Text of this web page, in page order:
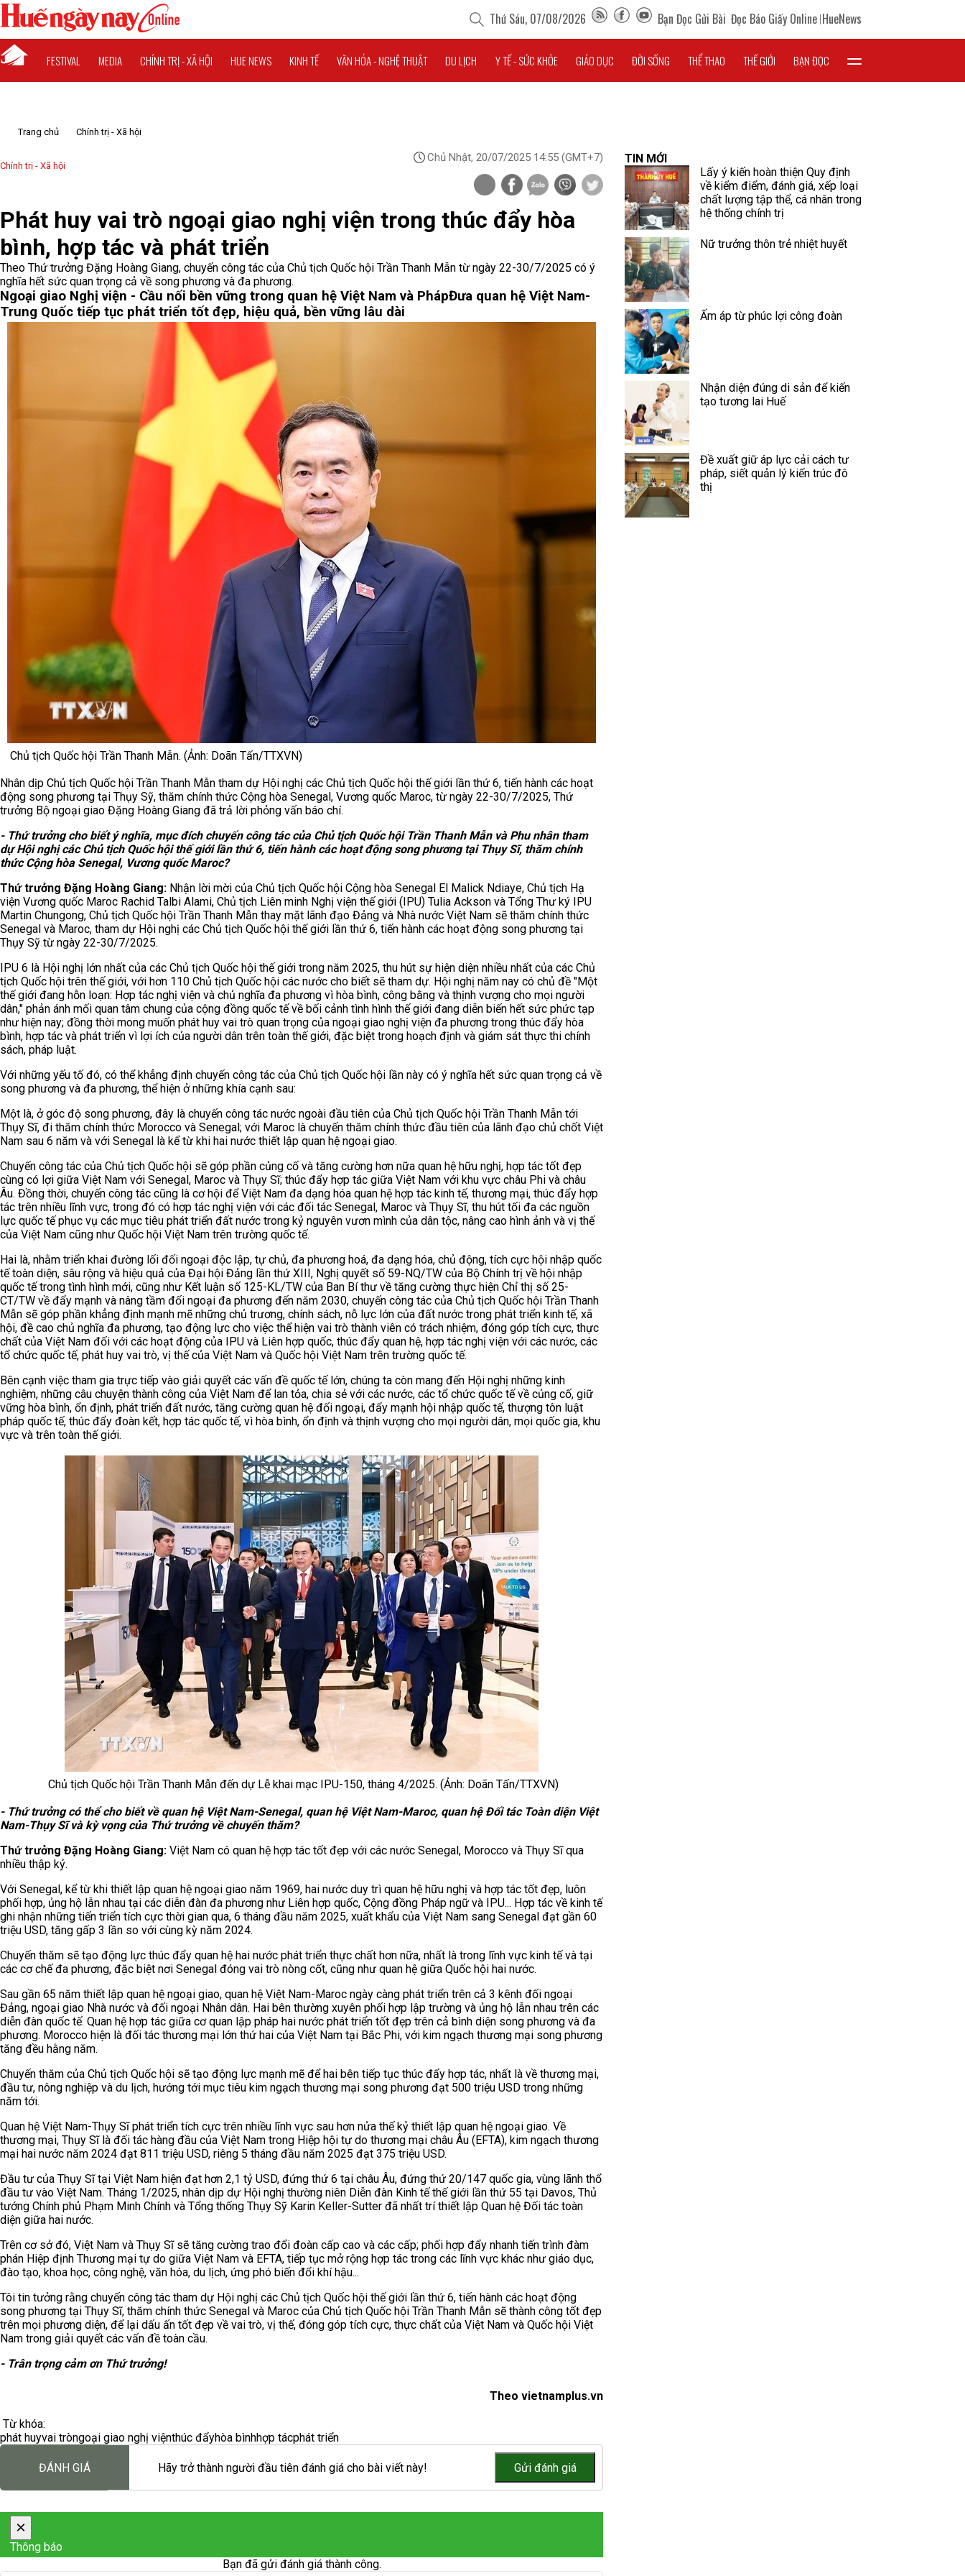
Thứ Sáu, 07/08/2026 Bạn Đọc Gửi Bài Đọc Báo Giấy Online HueNews
FESTIVAL MEDIA CHÍNH TRỊ - XÃ HỘI HUE NEWS KINH TẾ VĂN HÓA - NGHỆ THUẬT DU LỊCH Y TẾ - SỨC KHỎE GIÁO DỤC ĐỜI SỐNG THỂ THAO THẾ GIỚI BẠN ĐỌC
Trang chủ Chính trị - Xã hội
Chính trị - Xã hội
Chủ Nhật, 20/07/2025 14:55 (GMT+7)
Phát huy vai trò ngoại giao nghị viện trong thúc đẩy hòa
bình, hợp tác và phát triển
Theo Thứ trưởng Đặng Hoàng Giang, chuyến công tác của Chủ tịch Quốc hội Trần Thanh Mẫn từ ngày 22-30/7/2025 có ý
nghĩa hết sức quan trọng cả về song phương và đa phương.
Ngoại giao Nghị viện - Cầu nối bền vững trong quan hệ Việt Nam và PhápĐưa quan hệ Việt Nam-
Trung Quốc tiếp tục phát triển tốt đẹp, hiệu quả, bền vững lâu dài
Chủ tịch Quốc hội Trần Thanh Mẫn. (Ảnh: Doãn Tấn/TTXVN)
Nhân dịp Chủ tịch Quốc hội Trần Thanh Mẫn tham dự Hội nghị các Chủ tịch Quốc hội thế giới lần thứ 6, tiến hành các hoạt
động song phương tại Thụy Sỹ, thăm chính thức Cộng hòa Senegal, Vương quốc Maroc, từ ngày 22-30/7/2025, Thứ
trưởng Bộ ngoại giao Đặng Hoàng Giang đã trả lời phỏng vấn báo chí.
- Thứ trưởng cho biết ý nghĩa, mục đích chuyến công tác của Chủ tịch Quốc hội Trần Thanh Mẫn và Phu nhân tham
dự Hội nghị các Chủ tịch Quốc hội thế giới lần thứ 6, tiến hành các hoạt động song phương tại Thụy Sĩ, thăm chính
thức Cộng hòa Senegal, Vương quốc Maroc?
Thứ trưởng Đặng Hoàng Giang: Nhận lời mời của Chủ tịch Quốc hội Cộng hòa Senegal El Malick Ndiaye, Chủ tịch Hạ
viện Vương quốc Maroc Rachid Talbi Alami, Chủ tịch Liên minh Nghị viện thế giới (IPU) Tulia Ackson và Tổng Thư ký IPU
Martin Chungong, Chủ tịch Quốc hội Trần Thanh Mẫn thay mặt lãnh đạo Đảng và Nhà nước Việt Nam sẽ thăm chính thức
Senegal và Maroc, tham dự Hội nghị các Chủ tịch Quốc hội thế giới lần thứ 6, tiến hành các hoạt động song phương tại
Thụy Sỹ từ ngày 22-30/7/2025.
IPU 6 là Hội nghị lớn nhất của các Chủ tịch Quốc hội thế giới trong năm 2025, thu hút sự hiện diện nhiều nhất của các Chủ
tịch Quốc hội trên thế giới, với hơn 110 Chủ tịch Quốc hội các nước cho biết sẽ tham dự. Hội nghị năm nay có chủ đề "Một
thế giới đang hỗn loạn: Hợp tác nghị viện và chủ nghĩa đa phương vì hòa bình, công bằng và thịnh vượng cho mọi người
dân," phản ánh mối quan tâm chung của cộng đồng quốc tế về bối cảnh tình hình thế giới đang diễn biến hết sức phức tạp
như hiện nay; đồng thời mong muốn phát huy vai trò quan trọng của ngoại giao nghị viện đa phương trong thúc đẩy hòa
bình, hợp tác và phát triển vì lợi ích của người dân trên toàn thế giới, đặc biệt trong hoạch định và giám sát thực thi chính
sách, pháp luật.
Với những yếu tố đó, có thể khẳng định chuyến công tác của Chủ tịch Quốc hội lần này có ý nghĩa hết sức quan trọng cả về
song phương và đa phương, thể hiện ở những khía cạnh sau:
Một là, ở góc độ song phương, đây là chuyến công tác nước ngoài đầu tiên của Chủ tịch Quốc hội Trần Thanh Mẫn tới
Thụy Sĩ, đi thăm chính thức Morocco và Senegal; với Maroc là chuyến thăm chính thức đầu tiên của lãnh đạo chủ chốt Việt
Nam sau 6 năm và với Senegal là kể từ khi hai nước thiết lập quan hệ ngoại giao.
Chuyến công tác của Chủ tịch Quốc hội sẽ góp phần củng cố và tăng cường hơn nữa quan hệ hữu nghị, hợp tác tốt đẹp
cùng có lợi giữa Việt Nam với Senegal, Maroc và Thụy Sĩ; thúc đẩy hợp tác giữa Việt Nam với khu vực châu Phi và châu
Âu. Đồng thời, chuyến công tác cũng là cơ hội để Việt Nam đa dạng hóa quan hệ hợp tác kinh tế, thương mại, thúc đẩy hợp
tác trên nhiều lĩnh vực, trong đó có hợp tác nghị viện với các đối tác Senegal, Maroc và Thụy Sĩ, thu hút tối đa các nguồn
lực quốc tế phục vụ các mục tiêu phát triển đất nước trong kỷ nguyên vươn mình của dân tộc, nâng cao hình ảnh và vị thế
của Việt Nam cũng như Quốc hội Việt Nam trên trường quốc tế.
Hai là, nhằm triển khai đường lối đối ngoại độc lập, tự chủ, đa phương hoá, đa dạng hóa, chủ động, tích cực hội nhập quốc
tế toàn diện, sâu rộng và hiệu quả của Đại hội Đảng lần thứ XIII, Nghị quyết số 59-NQ/TW của Bộ Chính trị về hội nhập
quốc tế trong tình hình mới, cũng như Kết luận số 125-KL/TW của Ban Bí thư về tăng cường thực hiện Chỉ thị số 25-
CT/TW về đẩy mạnh và nâng tầm đối ngoại đa phương đến năm 2030, chuyến công tác của Chủ tịch Quốc hội Trần Thanh
Mẫn sẽ góp phần khẳng định mạnh mẽ những chủ trương, chính sách, nỗ lực lớn của đất nước trong phát triển kinh tế, xã
hội, đề cao chủ nghĩa đa phương, tạo động lực cho việc thể hiện vai trò thành viên có trách nhiệm, đóng góp tích cực, thực
chất của Việt Nam đối với các hoạt động của IPU và Liên hợp quốc, thúc đẩy quan hệ, hợp tác nghị viện với các nước, các
tổ chức quốc tế, phát huy vai trò, vị thế của Việt Nam và Quốc hội Việt Nam trên trường quốc tế.
Bên cạnh việc tham gia trực tiếp vào giải quyết các vấn đề quốc tế lớn, chúng ta còn mang đến Hội nghị những kinh
nghiệm, những câu chuyện thành công của Việt Nam để lan tỏa, chia sẻ với các nước, các tổ chức quốc tế về củng cố, giữ
vững hòa bình, ổn định, phát triển đất nước, tăng cường quan hệ đối ngoại, đẩy mạnh hội nhập quốc tế, thượng tôn luật
pháp quốc tế, thúc đẩy đoàn kết, hợp tác quốc tế, vì hòa bình, ổn định và thịnh vượng cho mọi người dân, mọi quốc gia, khu
vực và trên toàn thế giới.
Chủ tịch Quốc hội Trần Thanh Mẫn đến dự Lễ khai mạc IPU-150, tháng 4/2025. (Ảnh: Doãn Tấn/TTXVN)
- Thứ trưởng có thể cho biết về quan hệ Việt Nam-Senegal, quan hệ Việt Nam-Maroc, quan hệ Đối tác Toàn diện Việt
Nam-Thụy Sĩ và kỳ vọng của Thứ trưởng về chuyến thăm?
Thứ trưởng Đặng Hoàng Giang: Việt Nam có quan hệ hợp tác tốt đẹp với các nước Senegal, Morocco và Thụy Sĩ qua
nhiều thập kỷ.
Với Senegal, kể từ khi thiết lập quan hệ ngoại giao năm 1969, hai nước duy trì quan hệ hữu nghị và hợp tác tốt đẹp, luôn
phối hợp, ủng hộ lẫn nhau tại các diễn đàn đa phương như Liên hợp quốc, Cộng đồng Pháp ngữ và IPU... Hợp tác về kinh tế
ghi nhận những tiến triển tích cực thời gian qua, 6 tháng đầu năm 2025, xuất khẩu của Việt Nam sang Senegal đạt gần 60
triệu USD, tăng gấp 3 lần so với cùng kỳ năm 2024.
Chuyến thăm sẽ tạo động lực thúc đẩy quan hệ hai nước phát triển thực chất hơn nữa, nhất là trong lĩnh vực kinh tế và tại
các cơ chế đa phương, đặc biệt nơi Senegal đóng vai trò nòng cốt, cũng như quan hệ giữa Quốc hội hai nước.
Sau gần 65 năm thiết lập quan hệ ngoại giao, quan hệ Việt Nam-Maroc ngày càng phát triển trên cả 3 kênh đối ngoại
Đảng, ngoại giao Nhà nước và đối ngoại Nhân dân. Hai bên thường xuyên phối hợp lập trường và ủng hộ lẫn nhau trên các
diễn đàn quốc tế. Quan hệ hợp tác giữa cơ quan lập pháp hai nước phát triển tốt đẹp trên cả bình diện song phương và đa
phương. Morocco hiện là đối tác thương mại lớn thứ hai của Việt Nam tại Bắc Phi, với kim ngạch thương mại song phương
tăng đều hằng năm.
Chuyến thăm của Chủ tịch Quốc hội sẽ tạo động lực mạnh mẽ để hai bên tiếp tục thúc đẩy hợp tác, nhất là về thương mại,
đầu tư, nông nghiệp và du lịch, hướng tới mục tiêu kim ngạch thương mại song phương đạt 500 triệu USD trong những
năm tới.
Quan hệ Việt Nam-Thụy Sĩ phát triển tích cực trên nhiều lĩnh vực sau hơn nửa thế kỷ thiết lập quan hệ ngoại giao. Về
thương mại, Thụy Sĩ là đối tác hàng đầu của Việt Nam trong Hiệp hội tự do thương mại châu Âu (EFTA), kim ngạch thương
mại hai nước năm 2024 đạt 811 triệu USD, riêng 5 tháng đầu năm 2025 đạt 375 triệu USD.
Đầu tư của Thụy Sĩ tại Việt Nam hiện đạt hơn 2,1 tỷ USD, đứng thứ 6 tại châu Âu, đứng thứ 20/147 quốc gia, vùng lãnh thổ
đầu tư vào Việt Nam. Tháng 1/2025, nhân dịp dự Hội nghị thường niên Diễn đàn Kinh tế thế giới lần thứ 55 tại Davos, Thủ
tướng Chính phủ Phạm Minh Chính và Tổng thống Thụy Sỹ Karin Keller-Sutter đã nhất trí thiết lập Quan hệ Đối tác toàn
diện giữa hai nước.
Trên cơ sở đó, Việt Nam và Thụy Sĩ sẽ tăng cường trao đổi đoàn cấp cao và các cấp; phối hợp đẩy nhanh tiến trình đàm
phán Hiệp định Thương mại tự do giữa Việt Nam và EFTA, tiếp tục mở rộng hợp tác trong các lĩnh vực khác như giáo dục,
đào tạo, khoa học, công nghệ, văn hóa, du lịch, ứng phó biến đổi khí hậu...
Tôi tin tưởng rằng chuyến công tác tham dự Hội nghị các Chủ tịch Quốc hội thế giới lần thứ 6, tiến hành các hoạt động
song phương tại Thụy Sĩ, thăm chính thức Senegal và Maroc của Chủ tịch Quốc hội Trần Thanh Mẫn sẽ thành công tốt đẹp
trên mọi phương diện, để lại dấu ấn tốt đẹp về vai trò, vị thế, đóng góp tích cực, thực chất của Việt Nam và Quốc hội Việt
Nam trong giải quyết các vấn đề toàn cầu.
- Trân trọng cảm ơn Thứ trưởng!
Theo vietnamplus.vn
Từ khóa:
phát huyvai tròngoại giao nghị việnthúc đẩyhòa bìnhhợp tácphát triển
ĐÁNH GIÁ Hãy trở thành người đầu tiên đánh giá cho bài viết này!
×
Thông báo
Bạn đã gửi đánh giá thành công.
TIN MỚI
Lấy ý kiến hoàn thiện Quy định
về kiểm điểm, đánh giá, xếp loại
chất lượng tập thể, cá nhân trong
hệ thống chính trị
Nữ trưởng thôn trẻ nhiệt huyết
Ấm áp từ phúc lợi công đoàn
Nhận diện đúng di sản để kiến
tạo tương lai Huế
Đề xuất giữ áp lực cải cách tư
pháp, siết quản lý kiến trúc đô
thị